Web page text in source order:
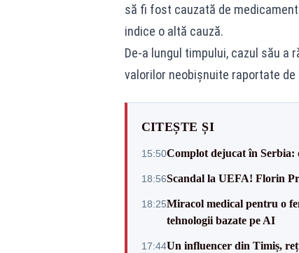
să fi fost cauzată de
indice o altă cauză.
De-a lungul timpului, cazul său
valorilor neobișnuite raportate
CITEȘTE ȘI
15:50Complot dejucat în Serbia:
18:56Scandal la UEFA! Florin
18:25Miracol medical pentru o
tehnologii bazate pe AI
17:44Un influencer din Timiș,